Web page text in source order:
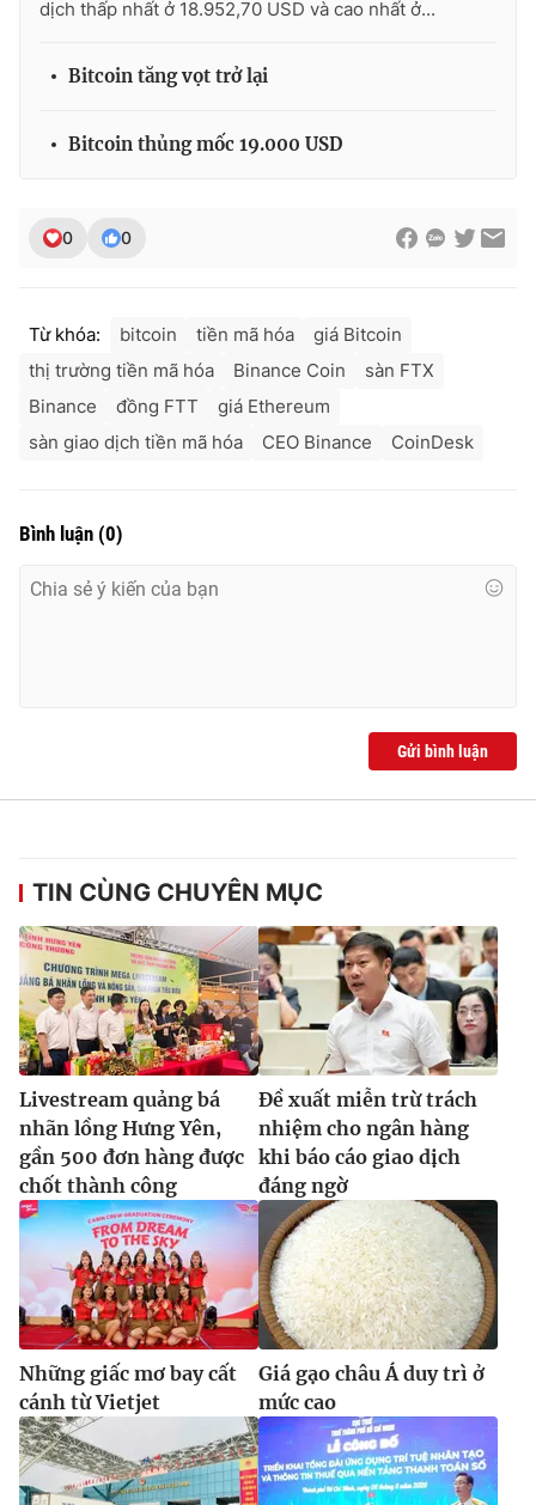
dịch thấp nhất ở 18.952,70 USD và cao nhất ở...
Bitcoin tăng vọt trở lại
Bitcoin thủng mốc 19.000 USD
0 0
Từ khóa: bitcoin tiền mã hóa
giá Bitcoin
thị trường tiền mã hóa
Binance Coin
sàn FTX
Binance
đồng FTT
giá Ethereum
sàn giao dịch tiền mã hóa
CEO Binance CoinDesk
Bình luận (0)
Gửi bình luận
TIN CÙNG CHUYÊN MỤC
Livestream quảng bá
nhãn lồng Hưng Yên,
gần 500 đơn hàng được
chốt thành công
Đề xuất miễn trừ trách
nhiệm cho ngân hàng
khi báo cáo giao dịch
đáng ngờ
Những giấc mơ bay cất
cánh từ Vietjet
Giá gạo châu Á duy trì ở
mức cao